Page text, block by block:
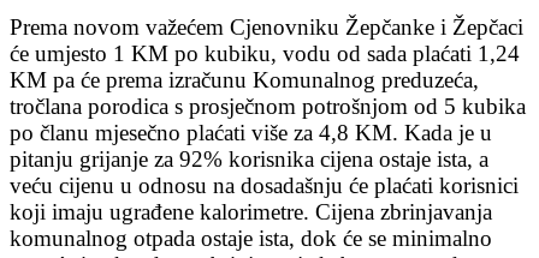
Prema novom važećem Cjenovniku Žepčanke i Žepčaci
će umjesto 1 KM po kubiku, vodu od sada plaćati 1,24
KM pa će prema izračunu Komunalnog preduzeća,
tročlana porodica s prosječnom potrošnjom od 5 kubika
po članu mjesečno plaćati više za 4,8 KM. Kada je u
pitanju grijanje za 92% korisnika cijena ostaje ista, a
veću cijenu u odnosu na dosadašnju će plaćati korisnici
koji imaju ugrađene kalorimetre. Cijena zbrinjavanja
komunalnog otpada ostaje ista, dok će se minimalno